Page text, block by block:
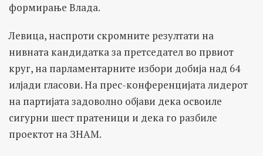
формирање Влада.
Левица, наспроти скромните резултати на
нивната кандидатка за претседател во првиот
круг, на парламентарните избори добија над 64
илјади гласови. На прес-конференцијата лидерот
на партијата задоволно објави дека освоиле
сигурни шест пратеници и дека го разбиле
проектот на ЗНАМ.